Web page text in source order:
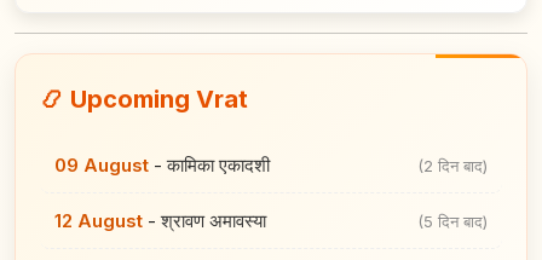
📿 Upcoming Vrat
09 August -कामिका एकादशी (2 दिन बाद)
12 August -श्रावण अमावस्या (5 दिन बाद)